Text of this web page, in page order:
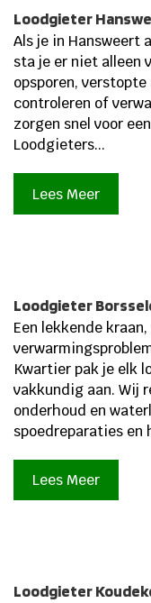
Loodgieter
Als je in Hansweert
sta je er niet alleen
opsporen,
controleren of
zorgen snel voor
Loodgieters...
Lees Meer
Loodgieter
Een lekkende
Kwartier pak je elk
vakkundig aan.​ Wij
onderhoud en
spoedreparaties en
Lees Meer
Loodgieter